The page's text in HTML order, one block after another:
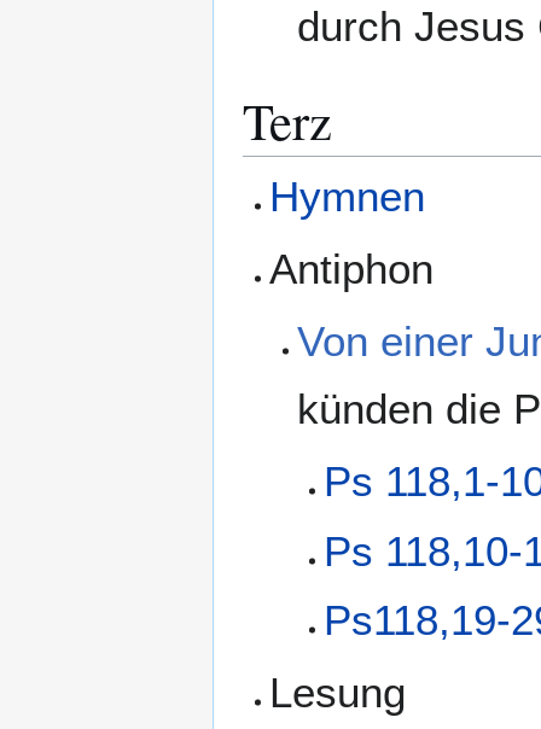
durch Jesus
Terz
Hymnen
Antiphon
Von einer
künden die
Ps 118,1-
Ps 118,10-
Ps118,19-
Lesung